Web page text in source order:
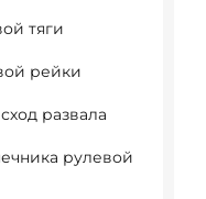
тяги
рейки
развала
рулевой